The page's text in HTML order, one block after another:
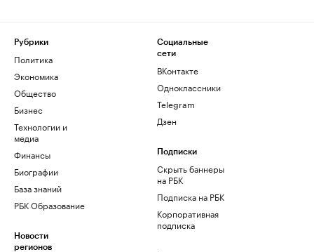
Рубрики
Политика
Экономика
Общество
Бизнес
Технологии и
медиа
Финансы
Биографии
База знаний
РБК Образование
Новости
регионов
Социальные
сети
ВКонтакте
Одноклассники
Telegram
Дзен
Подписки
Скрыть баннеры
на РБК
Подписка на РБК
Корпоративная
подписка